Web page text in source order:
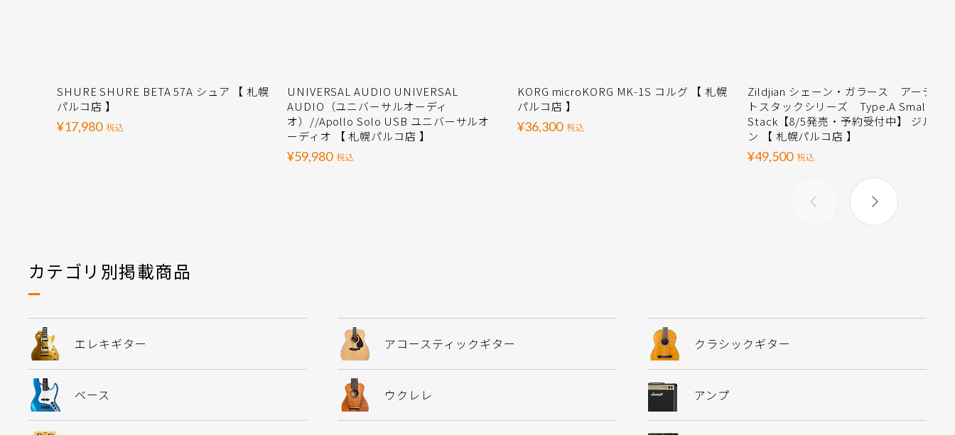
SHURE SHURE BETA 57A シュア 【 札幌
パルコ店 】
¥17,980 税込
UNIVERSAL AUDIO UNIVERSAL
AUDIO（ユニバーサルオーディ
オ）//Apollo Solo USB ユニバーサルオ
ーディオ 【 札幌パルコ店 】
¥59,980 税込
KORG microKORG MK-1S コルグ 【 札幌
パルコ店 】
¥36,300 税込
Zildjian シェーン・ガラース アーティス
トスタックシリーズ Type.A Small
Stack【8/5発売・予約受付中】 ジルジャ
ン 【 札幌パルコ店 】
¥49,500 税込
カテゴリ別掲載商品
エレキギター アコースティックギター クラシックギター
ベース ウクレレ アンプ